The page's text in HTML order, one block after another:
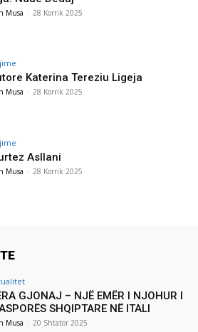
Musa - 28 Korrik 2025
Katerina Tereziu Ligeja
Musa - 28 Korrik 2025
Asllani
Musa - 28 Korrik 2025
GJONAJ – NJË EMËR I NJOHUR I
SHQIPTARE NË ITALI
Musa - 20 Shtator 2025